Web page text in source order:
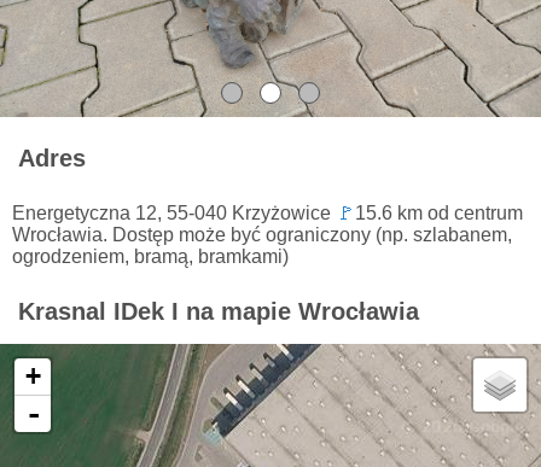
Adres
Energetyczna 12, 55-040 Krzyżowice 🚩 15.6 km od centrum
Wrocławia. Dostęp może być ograniczony (np. szlabanem,
ogrodzeniem, bramą, bramkami)
Krasnal IDek I na mapie Wrocławia
+
-